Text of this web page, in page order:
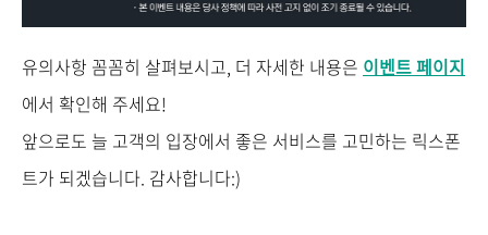
유의사항 꼼꼼히 살펴보시고, 더 자세한 내용은 이벤트 페이지
에서 확인해 주세요!
앞으로도 늘 고객의 입장에서 좋은 서비스를 고민하는 릭스폰
트가 되겠습니다. 감사합니다:)